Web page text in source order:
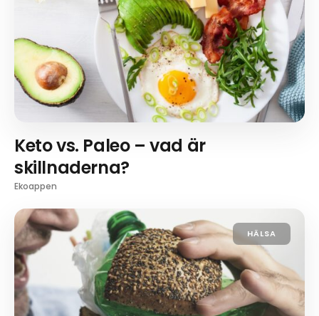
Keto vs. Paleo – vad är
skillnaderna?
Ekoappen
HÄLSA